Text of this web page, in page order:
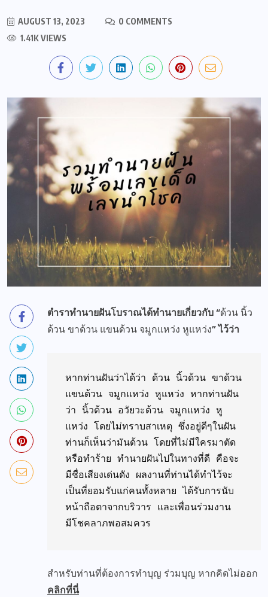
AUGUST 13, 2023
0 COMMENTS
1.41K VIEWS
ตำราทำนายฝันโบราณได้ทำนายเกี่ยวกับ “ด้วน นิ้ว
ด้วน ขาด้วน แขนด้วน จมูกแหว่ง หูแหว่ง” ไว้ว่า
หากท่านฝันว่าได้ว่า ด้วน นิ้วด้วน ขาด้วน
แขนด้วน จมูกแหว่ง หูแหว่ง หากท่านฝัน
ว่า นิ้วด้วน อวัยวะด้วน จมูกแหว่ง หู
แหว่ง โดยไม่ทราบสาเหตุ ซึ่งอยู่ดีๆในฝัน
ท่านก็เห็นว่ามันด้วน โดยที่ไม่มีใครมาตัด
หรือทำร้าย ทำนายฝันไปในทางที่ดี คือจะ
มีชื่อเสียงเด่นดัง ผลงานที่ท่านได้ทำไว้จะ
เป็นที่ยอมรับแก่คนทั้งหลาย ได้รับการนับ
หน้าถือตาจากบริวาร และเพื่อนร่วมงาน
สำหรับท่านที่ต้องการทำบุญ ร่วมบุญ หากคิดไม่ออก
คลิกที่นี่